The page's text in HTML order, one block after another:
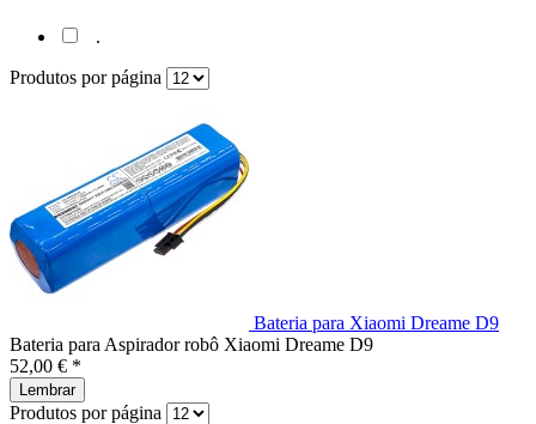
.
Produtos por página
Bateria para Xiaomi Dreame D9
Bateria para Aspirador robô Xiaomi Dreame D9
52,00 € *
Lembrar
Produtos por página